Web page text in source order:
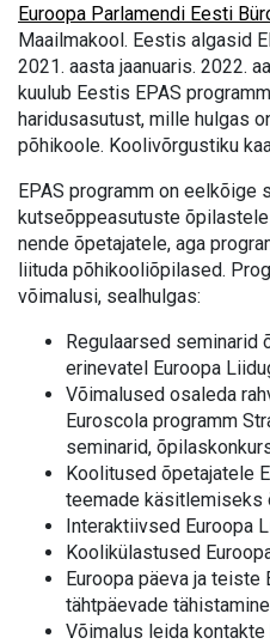
Euroopa Parlamendi Eesti
Maailmakool. Eestis algasid
2021. aasta jaanuaris. 2022.
kuulub Eestis EPAS
haridusasutust, mille hulgas
põhikoole. Koolivõrgustiku
EPAS programm on eelkõige
kutseõppeasutuste
nende õpetajatele, aga
liituda põhikooliõpilased.
võimalusi, sealhulgas:
Regulaarsed
erinevatel Euroopa
Võimalused osaleda
Euroscola programm
seminarid,
Koolitused õpetajatele
teemade käsitlemiseks
Interaktiivsed Euroopa
Koolikülastused
Euroopa päeva ja teiste
tähtpäevade
Võimalus leida